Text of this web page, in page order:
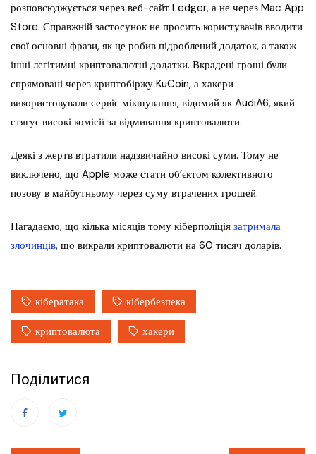
розповсюджується через веб-сайт Ledger, а не через Mac App
Store. Справжній застосунок не просить користувачів вводити
свої основні фрази, як це робив підроблений додаток, а також
інші легітимні криптовалютні додатки. Вкрадені гроші були
спрямовані через криптобіржу KuCoin, а хакери
використовували сервіс мікшування, відомий як AudiA6, який
стягує високі комісії за відмивання криптовалюти.
Деякі з жертв втратили надзвичайно високі суми. Тому не
виключено, що Apple може стати об’єктом колективного
позову в майбутньому через суму втрачених грошей.
Нагадаємо, що кілька місяців тому кіберполіція затримала
злочинців, що викрали криптовалюти на 60 тисяч доларів.
кібератака кібербезпека
криптовалюта хакери
Поділитися